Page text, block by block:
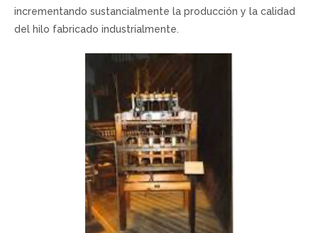
incrementando sustancialmente la producción y la calidad
del hilo fabricado industrialmente.